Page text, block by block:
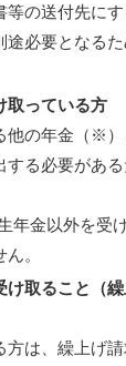
等の送付先に
途必要となる
取っている方
他の年金（※
する必要があ
年金以外を受
。
け取ること（
方は、繰上げ